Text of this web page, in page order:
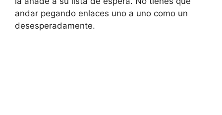
andar pegando enlaces uno a uno como un
desesperadamente.